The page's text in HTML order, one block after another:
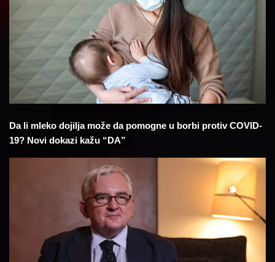
Da li mleko dojilja može da pomogne u borbi protiv COVID-
19? Novi dokazi kažu “DA”